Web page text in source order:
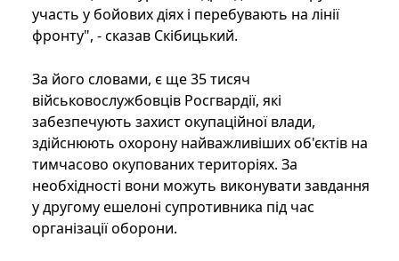
участь у бойових діях і перебувають на лінії
фронту", - сказав Скібицький.
За його словами, є ще 35 тисяч
військовослужбовців Росгвардії, які
забезпечують захист окупаційної влади,
здійснюють охорону найважливіших об'єктів на
тимчасово окупованих територіях. За
необхідності вони можуть виконувати завдання
у другому ешелоні супротивника під час
організації оборони.